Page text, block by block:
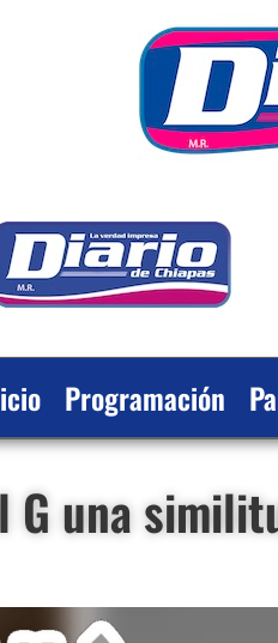
Programación
G una